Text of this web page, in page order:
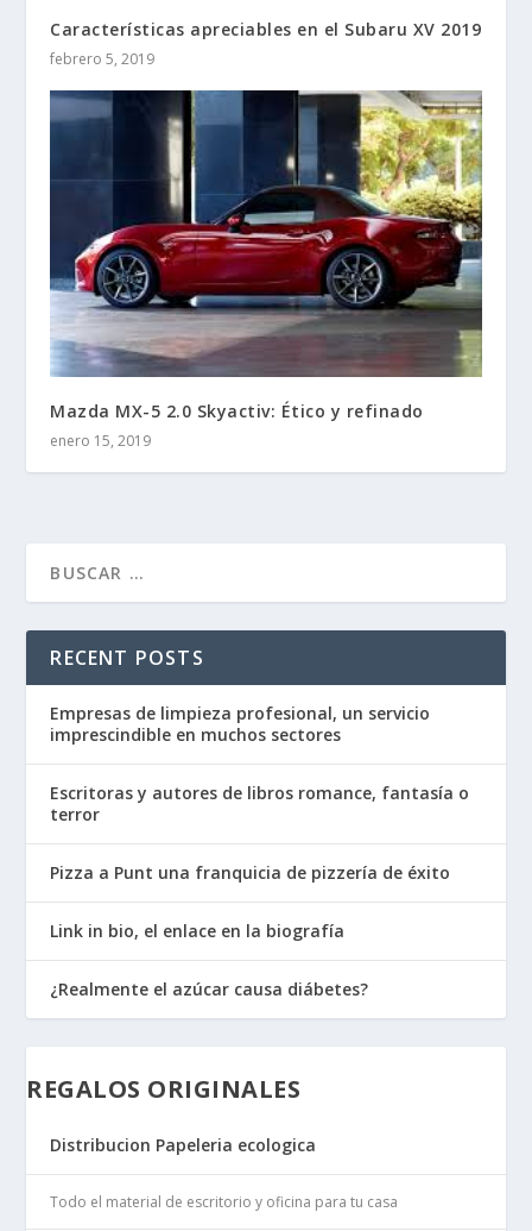
Características apreciables en el Subaru XV 2019
febrero 5, 2019
Mazda MX-5 2.0 Skyactiv: Ético y refinado
enero 15, 2019
RECENT POSTS
Empresas de limpieza profesional, un servicio
imprescindible en muchos sectores
Escritoras y autores de libros romance, fantasía o
terror
Pizza a Punt una franquicia de pizzería de éxito
Link in bio, el enlace en la biografía
¿Realmente el azúcar causa diábetes?
REGALOS ORIGINALES
Distribucion Papeleria ecologica
Todo el material de escritorio y oficina para tu casa